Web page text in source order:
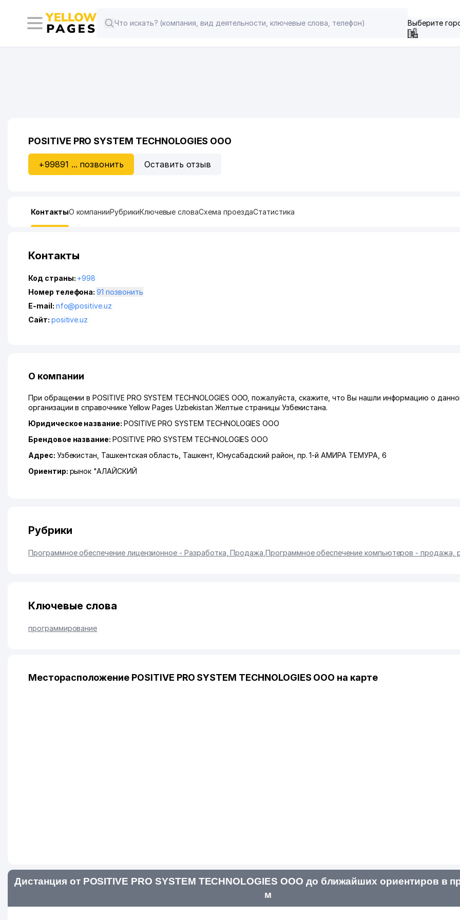
Выберите
POSITIVE PRO SYSTEM TECHNOLOGIES ООО
+99891 ... позвонить Оставить отзыв
КонтактыО компанииРубрикиКлючевые словаСхема проездаСтатистика
Контакты
Код страны: +998
Номер телефона:
91 позвонить
E-mail: nfo@positive.uz
Сайт: positive.uz
О компании
При обращении в POSITIVE PRO SYSTEM TECHNOLOGIES ООО, пожалуйста, скажите, что Вы нашли информацию о
организации в справочнике Yellow Pages Uzbekistan Желтые страницы Узбекистана.
Юридическое название: POSITIVE PRO SYSTEM TECHNOLOGIES ООО
Брендовое название: POSITIVE PRO SYSTEM TECHNOLOGIES ООО
Адрес: Узбекистан, Ташкентская область Ташкент, Юнусабадский район пр. 1-й АМИРА ТЕМУРА , 6
Ориентир: рынок "АЛАЙСКИЙ
Рубрики
Программное обеспечение лицензионное - Разработка, Продажа ,Программное обеспечение компьютеров - продажа,
Ключевые слова
программирование
Месторасположение POSITIVE PRO SYSTEM TECHNOLOGIES ООО на карте
Дистанция от POSITIVE PRO SYSTEM TECHNOLOGIES ООО до ближайших ориентиров в
м